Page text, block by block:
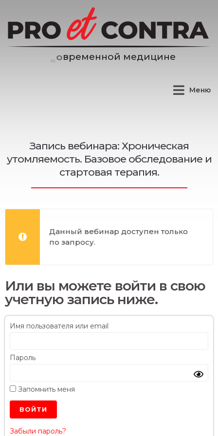
р еменной медицине
Меню
Запись вебинара: Хроническая
утомляемость. Базовое обследование и
стартовая терапия.
Данный вебинар доступен только
по запросу.
Или вы можете войти в свою
учетную запись ниже.
Имя пользователя или email
Пароль
Запомнить меня
Забыли пароль?